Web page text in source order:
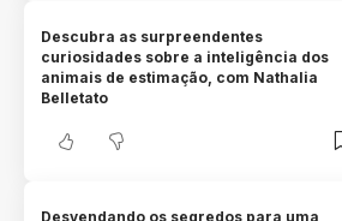
Descubra as surpreendentes
curiosidades sobre a inteligência dos
animais de estimação, com Nathalia
Belletato
Desvendando os segredos para uma